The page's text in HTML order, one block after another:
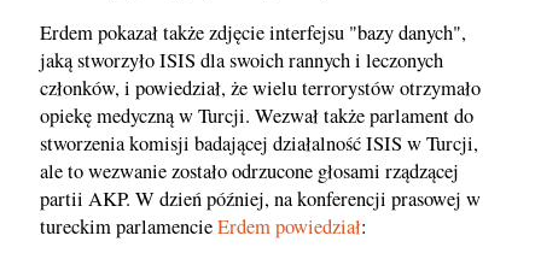
Erdem pokazał także zdjęcie interfejsu "bazy danych",
jaką stworzyło ISIS dla swoich rannych i leczonych
członków, i powiedział, że wielu terrorystów otrzymało
opiekę medyczną w Turcji. Wezwał także parlament do
stworzenia komisji badającej działalność ISIS w Turcji,
ale to wezwanie zostało odrzucone głosami rządzącej
partii AKP. W dzień później, na konferencji prasowej w
tureckim parlamencieErdem powiedział: